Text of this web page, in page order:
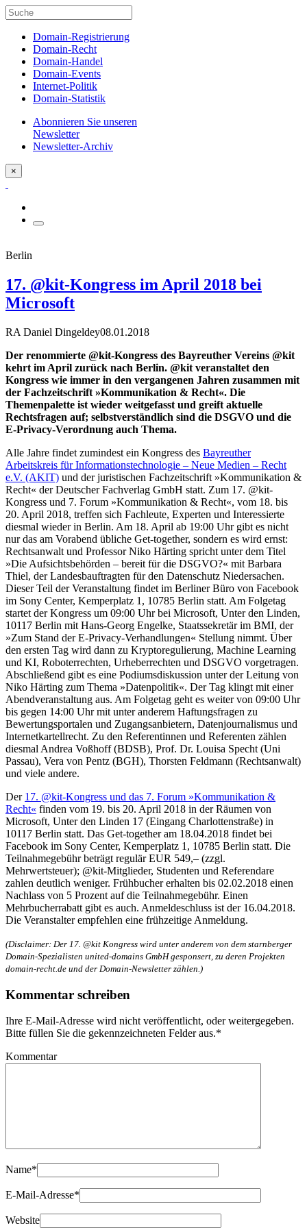
Domain-Registrierung
Domain-Recht
Domain-Handel
Domain-Events
Internet-Politik
Domain-Statistik
Abonnieren Sie unseren
Newsletter
Newsletter-Archiv
×
Berlin
17. @kit-Kongress im April 2018 bei
Microsoft
RA Daniel Dingeldey08.01.2018
Der renommierte @kit-Kongress des Bayreuther Vereins @kit
kehrt im April zurück nach Berlin. @kit veranstaltet den
Kongress wie immer in den vergangenen Jahren zusammen mit
der Fachzeitschrift »Kommunikation & Recht«. Die
Themenpalette ist wieder weitgefasst und greift aktuelle
Rechtsfragen auf; selbstverständlich sind die DSGVO und die
E-Privacy-Verordnung auch Thema.
Alle Jahre findet zumindest ein Kongress des Bayreuther
Arbeitskreis für Informationstechnologie – Neue Medien – Recht
e.V. (AKIT) und der juristischen Fachzeitschrift »Kommunikation &
Recht« der Deutscher Fachverlag GmbH statt. Zum 17. @kit-
Kongress und 7. Forum »Kommunikation & Recht«, vom 18. bis
20. April 2018, treffen sich Fachleute, Experten und Interessierte
diesmal wieder in Berlin. Am 18. April ab 19:00 Uhr gibt es nicht
nur das am Vorabend übliche Get-together, sondern es wird ernst:
Rechtsanwalt und Professor Niko Härting spricht unter dem Titel
»Die Aufsichtsbehörden – bereit für die DSGVO?« mit Barbara
Thiel, der Landesbauftragten für den Datenschutz Niedersachen.
Dieser Teil der Veranstaltung findet im Berliner Büro von Facebook
im Sony Center, Kemperplatz 1, 10785 Berlin statt. Am Folgetag
startet der Kongress um 09:00 Uhr bei Microsoft, Unter den Linden,
10117 Berlin mit Hans-Georg Engelke, Staatssekretär im BMI, der
»Zum Stand der E-Privacy-Verhandlungen« Stellung nimmt. Über
den ersten Tag wird dann zu Kryptoregulierung, Machine Learning
und KI, Roboterrechten, Urheberrechten und DSGVO vorgetragen.
Abschließend gibt es eine Podiumsdiskussion unter der Leitung von
Niko Härting zum Thema »Datenpolitik«. Der Tag klingt mit einer
Abendveranstaltung aus. Am Folgetag geht es weiter von 09:00 Uhr
bis gegen 14:00 Uhr mit unter anderem Haftungsfragen zu
Bewertungsportalen und Zugangsanbietern, Datenjournalismus und
Internetkartellrecht. Zu den Referentinnen und Referenten zählen
diesmal Andrea Voßhoff (BDSB), Prof. Dr. Louisa Specht (Uni
Passau), Vera von Pentz (BGH), Thorsten Feldmann (Rechtsanwalt)
und viele andere.
Der 17. @kit-Kongress und das 7. Forum »Kommunikation &
Recht« finden vom 19. bis 20. April 2018 in der Räumen von
Microsoft, Unter den Linden 17 (Eingang Charlottenstraße) in
10117 Berlin statt. Das Get-together am 18.04.2018 findet bei
Facebook im Sony Center, Kemperplatz 1, 10785 Berlin statt. Die
Teilnahmegebühr beträgt regulär EUR 549,– (zzgl.
Mehrwertsteuer); @kit-Mitglieder, Studenten und Referendare
zahlen deutlich weniger. Frühbucher erhalten bis 02.02.2018 einen
Nachlass von 5 Prozent auf die Teilnahmegebühr. Einen
Mehrbucherrabatt gibt es auch. Anmeldeschluss ist der 16.04.2018.
Die Veranstalter empfehlen eine frühzeitige Anmeldung.
(Disclaimer: Der 17. @kit Kongress wird unter anderem von dem starnberger
Domain-Spezialisten united-domains GmbH gesponsert, zu deren Projekten
domain-recht.de und der Domain-Newsletter zählen.)
Kommentar schreiben
Ihre E-Mail-Adresse wird nicht veröffentlicht, oder weitergegeben.
Bitte füllen Sie die gekennzeichneten Felder aus.*
Kommentar
Name*
E-Mail-Adresse*
Website